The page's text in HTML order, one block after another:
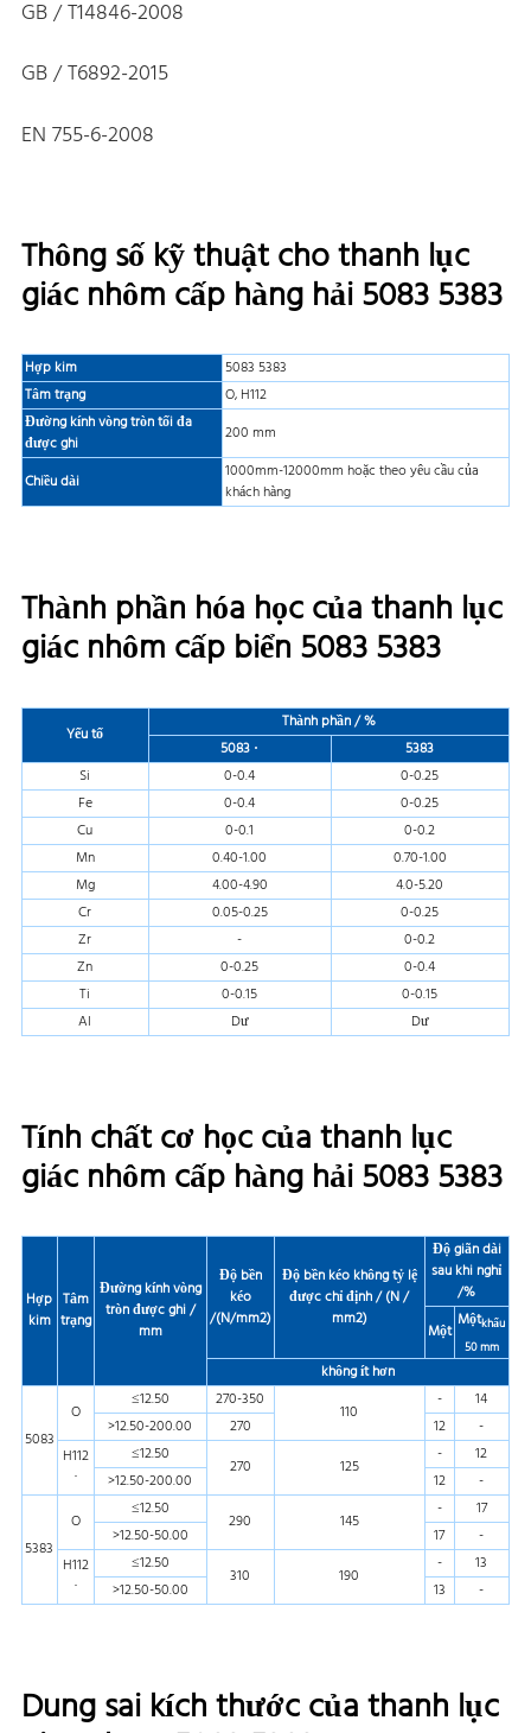
GB / T14846-2008
GB / T6892-2015
EN 755-6-2008
Thông số kỹ thuật cho thanh lục
giác nhôm cấp hàng hải 5083 5383
Hợp kim
5083 5383
Tâm trạng
O, H112
Đường kính vòng tròn tối đa
được ghi
200 mm
Chiều dài
1000mm-12000mm hoặc theo yêu cầu của
khách hàng
Thành phần hóa học của thanh lục
giác nhôm cấp biển 5083 5383
Yếu tố
Thành phần / %
5083 ·
5383
Si
0-0.4
0-0.25
Fe
0-0.4
0-0.25
Cu
0-0.1
0-0.2
Mn
0.40-1.00
0.70-1.00
Mg
4.00-4.90
4.0-5.20
Cr
0.05-0.25
0-0.25
Zr
-
0-0.2
Zn
0-0.25
0-0.4
Ti
0-0.15
0-0.15
Al
Dư Dư
Tính chất cơ học của thanh lục
giác nhôm cấp hàng hải 5083 5383
Hợp
kim
Tâm
trạng
Đường kính vòng
tròn được ghi /
mm
Độ bền
kéo
/(N/mm2)
Độ bền kéo không tỷ lệ
được chỉ định / (N /
mm2)
Độ giãn dài
sau khi nghỉ
/%
Một Mộtkhẩu
50 mm
không ít hơn
5083
O
≤12.50 270-350
110
-
14
>12.50-200.00
270 12
-
H112
·
≤12.50
270 125
-
12
>12.50-200.00
12 -
5383
O
≤12.50
290 145
-
17
>12.50-50.00
17
-
H112
·
≤12.50
310 190
-
13
>12.50-50.00
13 -
Dung sai kích thước của thanh lục